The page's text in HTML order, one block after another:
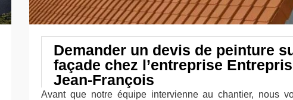
Demander un devis de peinture
façade chez l’entreprise
Jean-François
Avant que notre équipe intervienne au chantier, nous